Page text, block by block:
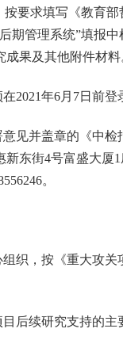
按要求填写《教育
期管理系统”填报
成果及其他附件材料
年6月7日前登
并盖章的《中检
新东街4号富盛大厦
。
，按《重大攻关
后续研究支持的主